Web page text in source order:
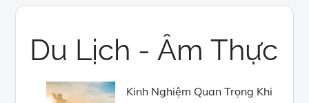
Du Lịch - Âm Thực
Kinh Nghiệm Quan Trọng Khi